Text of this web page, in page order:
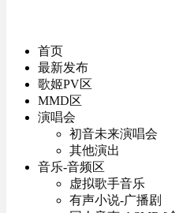
首页
最新发布
歌姬PV区
MMD区
演唱会
初音未来演唱会
其他演出
音乐-音频区
虚拟歌手音乐
有声小说-广播剧